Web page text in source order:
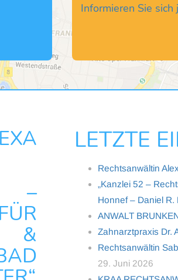
Informieren Sie sich
–
&
LETZTE
Rechtsanwältin
„Kanzlei 52 –
Honnef – Daniel R.
ANWALT
Zahnarztpraxis Dr.
Rechtsanwältin
29. Juni 2026